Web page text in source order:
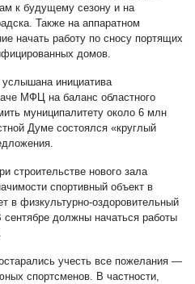
к будущему сезону и на
Также на аппаратном
начать работу по сносу портящих
домов.
инициатива
МФЦ на баланс областного
муниципалитету около 6 млн
Думе состоялся «круглый
строительстве нового зала
спортивный объект в
в физкультурно-оздоровительный
должны начаться работы
учесть все пожелания —
спортсменов. В частности,